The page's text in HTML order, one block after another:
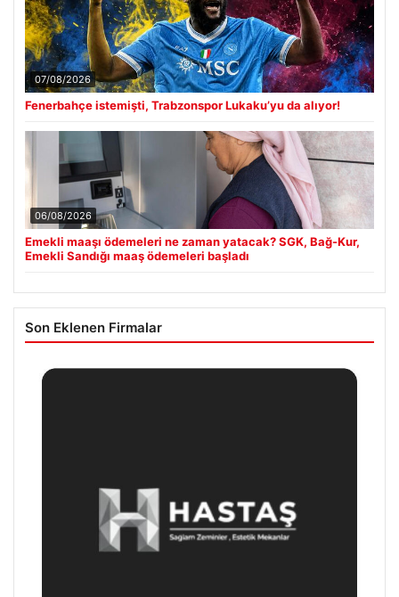
07/08/2026
Fenerbahçe istemişti, Trabzonspor Lukaku’yu da alıyor!
06/08/2026
Emekli maaşı ödemeleri ne zaman yatacak? SGK, Bağ-Kur,
Emekli Sandığı maaş ödemeleri başladı
Son Eklenen Firmalar